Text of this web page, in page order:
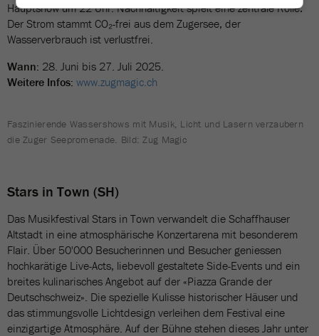
Hauptshow um 22 Uhr. Nachhaltigkeit spielt eine zentrale Rolle:
Der Strom stammt CO₂-frei aus dem Zugersee, der
Wasserverbrauch ist verlustfrei.
Wann: 28. Juni bis 27. Juli 2025.
Weitere Infos: www.zugmagic.ch
Faszinierende Wassershows mit Musik, Licht und Lasern verzaubern
die Zuger Seepromenade. Bild: Zug Magic
Stars in Town (SH)
Das Musikfestival Stars in Town verwandelt die Schaffhauser
Altstadt in eine atmosphärische Konzertarena mit besonderem
Flair. Über 50'000 Besucherinnen und Besucher geniessen
hochkarätige Live-Acts, liebevoll gestaltete Side-Events und ein
breites kulinarisches Angebot auf der «Piazza Grande der
Deutschschweiz». Die spezielle Kulisse historischer Häuser und
das stimmungsvolle Lichtdesign verleihen dem Festival eine
einzigartige Atmosphäre. Auf der Bühne stehen dieses Jahr unter